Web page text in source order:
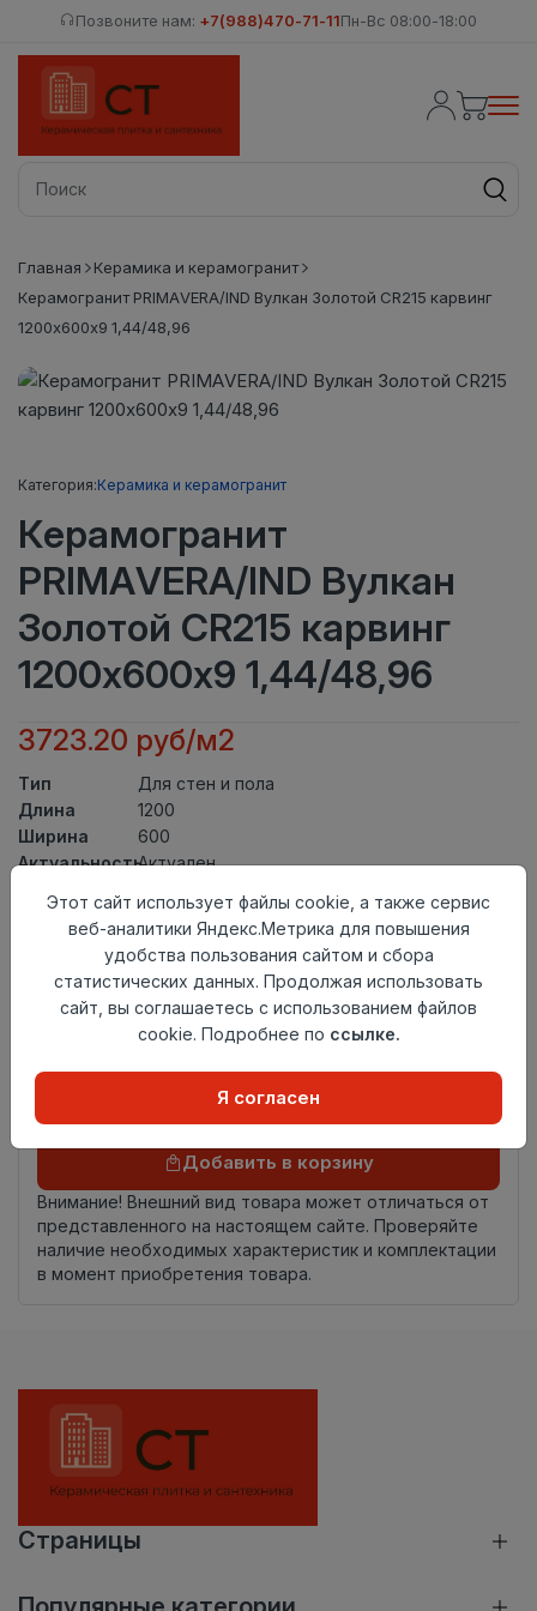
Позвоните нам: +7(988)470-71-11Пн-Вс 08:00-18:00
Главная
Керамика и керамогранит
Керамогранит PRIMAVERA/IND Вулкан Золотой CR215 карвинг
1200х600х9 1,44/48,96
Категория:Керамика и керамогранит
Керамогранит
PRIMAVERA/IND Вулкан
Золотой CR215 карвинг
1200х600х9 1,44/48,96
3723.20 руб/м2
Тип
Для стен и пола
Длина
1200
Ширина
600
АктуальностьАктуален
группа
Керамогранит
Толщина
9
Поверхность карвинг
Страна
происхождения
Индия
комплекта
Осталось52 шт
Добавить в корзину
Внимание! Внешний вид товара может отличаться от
представленного на настоящем сайте. Проверяйте
наличие необходимых характеристик и комплектации
в момент приобретения товара.
Страницы
Этот сайт использует файлы cookie, а также сервис
веб-аналитики Яндекс.Метрика для повышения
удобства пользования сайтом и сбора
статистических данных. Продолжая использовать
сайт, вы соглашаетесь с использованием файлов
cookie. Подробнее по ссылке.
Я согласен